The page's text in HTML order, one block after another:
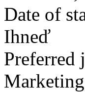
Date of
Ihneď
Preferred